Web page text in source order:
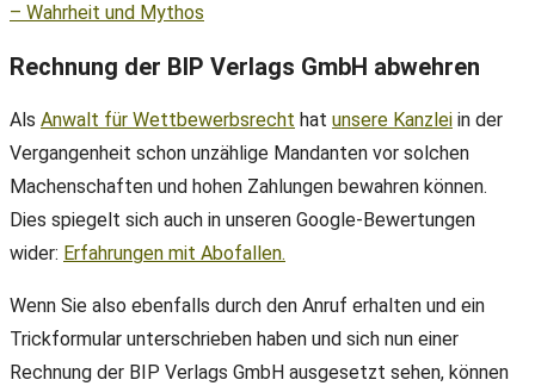
– Wahrheit und Mythos
Rechnung der BIP Verlags GmbH abwehren
Als Anwalt für Wettbewerbsrecht hat unsere Kanzlei in der
Vergangenheit schon unzählige Mandanten vor solchen
Machenschaften und hohen Zahlungen bewahren können.
Dies spiegelt sich auch in unseren Google-Bewertungen
wider: Erfahrungen mit Abofallen.
Wenn Sie also ebenfalls durch den Anruf erhalten und ein
Trickformular unterschrieben haben und sich nun einer
Rechnung der BIP Verlags GmbH ausgesetzt sehen, können